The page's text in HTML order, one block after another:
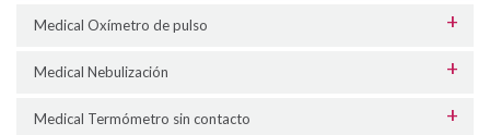
Medical Oxímetro de pulso
Medical Nebulización
Medical Termómetro sin contacto